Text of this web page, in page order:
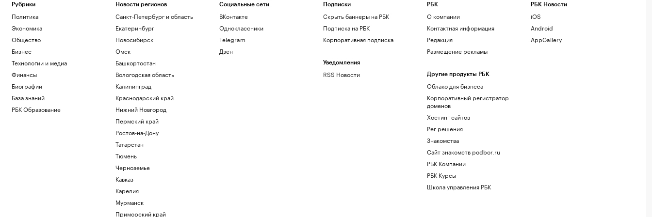
катер, выброшенный на берег
Политика
Российский защитник Мироманов
вернулся из НХЛ и перешел в СКА
Спорт
Как работает крупнейшая товарно-
сырьевая биржа страны
РБК и Петербургская Биржа
Верховный суд сообщил об иске о
снятии «Яблока» с выборов
Политика
ВТБ продал бывший офис банка
Рубрики
Политика
Экономика
Общество
Бизнес
Технологии и медиа
Финансы
Биографии
База знаний
РБК Образование
Новости регионов
Санкт-Петербург и область
Екатеринбург
Новосибирск
Омск
Башкортостан
Вологодская область
Калининград
Краснодарский край
Нижний Новгород
Пермский край
Ростов-на-Дону
Татарстан
Тюмень
Черноземье
Кавказ
Карелия
Мурманск
Приморский край
Социальные сети
ВКонтакте
Одноклассники
Telegram
Дзен
Подписки
Скрыть баннеры на РБК
Подписка на РБК
Корпоративная подписка
Уведомления
RSS Новости
РБК
О компании
Контактная информация
Редакция
Размещение рекламы
Другие продукты РБК
Облако для бизнеса
Корпоративный регистратор
доменов
Хостинг сайтов
Рег.решения
Знакомства
Сайт знакомств podbor.ru
РБК Компании
РБК Курсы
Школа управления РБК
РБК Новости
iOS
Android
AppGallery